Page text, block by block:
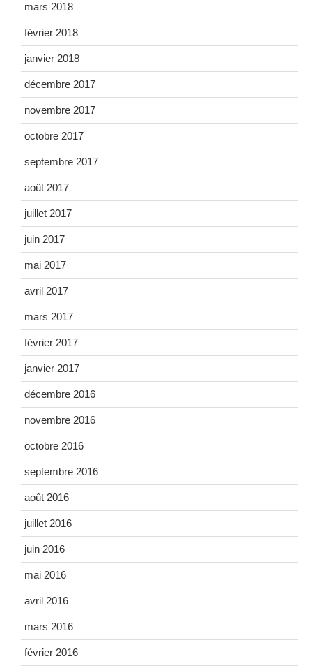
mars 2018
février 2018
janvier 2018
décembre 2017
novembre 2017
octobre 2017
septembre 2017
août 2017
juillet 2017
juin 2017
mai 2017
avril 2017
mars 2017
février 2017
janvier 2017
décembre 2016
novembre 2016
octobre 2016
septembre 2016
août 2016
juillet 2016
juin 2016
mai 2016
avril 2016
mars 2016
février 2016